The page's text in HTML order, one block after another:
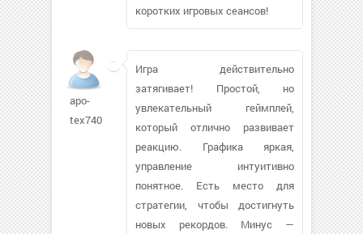
коротких игровых сеансов!
apo-
tex740
Игра действительно
затягивает! Простой, но
увлекательный геймплей,
который отлично развивает
реакцию. Графика яркая,
управление интуитивно
понятное. Есть место для
стратегии, чтобы достигнуть
новых рекордов. Минус —